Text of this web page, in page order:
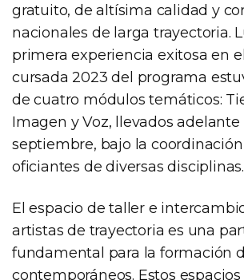
gratuito, de altísima calidad y
nacionales de larga trayectoria.
primera experiencia exitosa en
cursada 2023 del programa
de cuatro módulos temáticos:
Imagen y Voz, llevados adelante
septiembre, bajo la
oficiantes de diversas disciplinas.
El espacio de taller e
artistas de trayectoria es una
fundamental para la formación
contemporáneos. Estos espacios